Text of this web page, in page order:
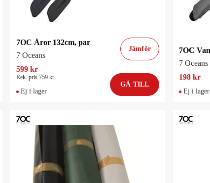
7OC Åror 132cm, par
7 Oceans
Jämför
599 kr
Rek. pris 759 kr
Ej i lager
GÅ TILL
7 Oceans
198 kr
Ej i lager